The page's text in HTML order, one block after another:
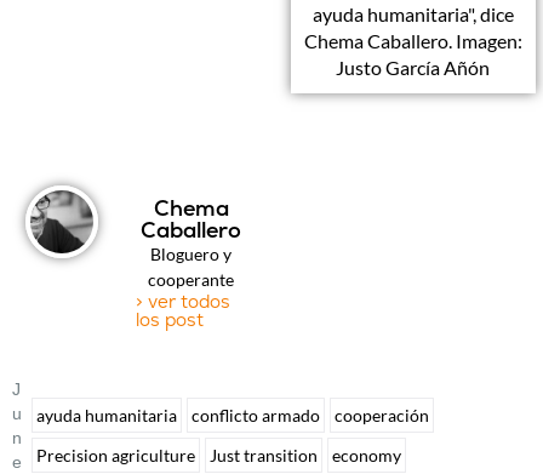
ayuda humanitaria", dice
Chema Caballero. Imagen:
Justo García Añón
Chema
Caballero
Bloguero y
cooperante
> ver todos
los post
J
U
N
E
ayuda humanitaria conflicto armado
cooperación
Precision agriculture
Just transition
economy